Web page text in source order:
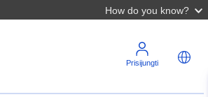
How do you know?
Prisijungti